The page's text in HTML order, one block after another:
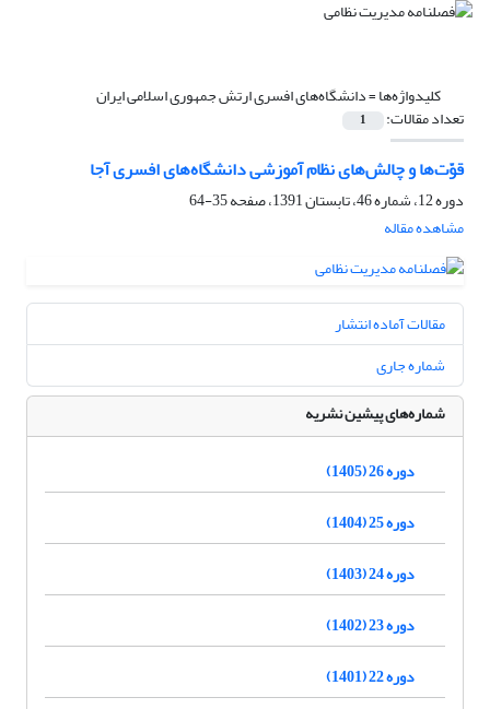
کلیدواژه‌ها =دانشگاه‌های افسری ارتش جمهوری اسلامی ایران
تعداد مقالات: 1
قوّت‌ها و چالش‌های نظام آموزشی دانشگاه‌های افسری آجا
دوره 12، شماره 46، تابستان 1391، صفحه
35-64
مشاهده مقاله
مقالات آماده انتشار
شماره جاری
شماره‌های پیشین نشریه
دوره 26 (1405)
دوره 25 (1404)
دوره 24 (1403)
دوره 23 (1402)
دوره 22 (1401)